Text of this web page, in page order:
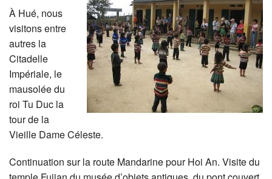
À Hué, nous
visitons entre
autres la
Citadelle
Impériale, le
mausolée du
roi Tu Duc la
tour de la
Vieille Dame Céleste.
Continuation sur la route Mandarine pour Hoi An. Visite du